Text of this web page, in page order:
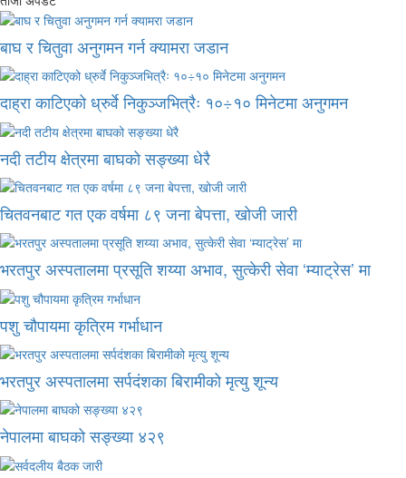
बाघ र चितुवा अनुगमन गर्न क्यामरा जडान
दाह्रा काटिएको ध्रुर्वे निकुञ्जभित्रैः १०÷१० मिनेटमा अनुगमन
नदी तटीय क्षेत्रमा बाघको सङ्ख्या धेरै
चितवनबाट गत एक वर्षमा ८९ जना बेपत्ता, खोजी जारी
भरतपुर अस्पतालमा प्रसूति शय्या अभाव, सुत्केरी सेवा ‘म्याट्रेस’ मा
पशु चौपायमा कृत्रिम गर्भाधान
भरतपुर अस्पतालमा सर्पदंशका बिरामीको मृत्यु शून्य
नेपालमा बाघको सङ्ख्या ४२९